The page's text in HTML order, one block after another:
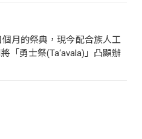
月的祭典，現今配合族人工
「勇士祭(Ta‘avala)」凸顯辦